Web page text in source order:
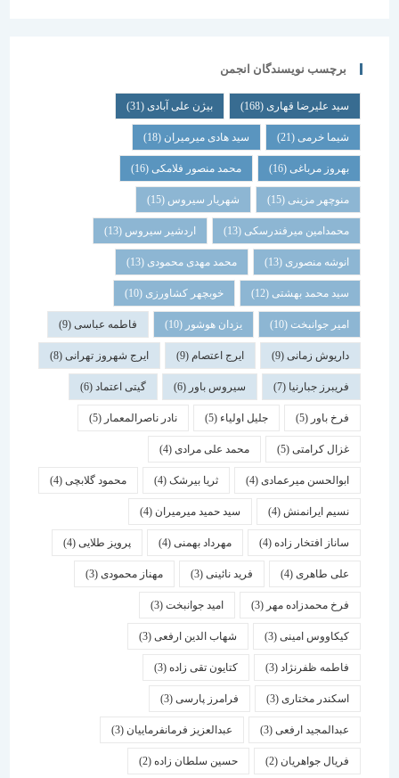
برچسب نویسندگان انجمن
سید علیرضا قهاری(168) بیژن علی آبادی(31)
شیما خرمی (21) سید هادی میرمیران(18)
بهروز مرباغی(16) محمد منصور فلامکی(16)
منوچهر مزینی(15) شهریار سیروس(15)
محمدامین میرفندرسکی(13) اردشیر سیروس(13)
انوشه منصوری(13) محمد مهدی محمودی(13)
سید محمد بهشتی(12) خوبچهر کشاورزی (10)
امیر جوانبخت(10) یزدان هوشور(10) فاطمه عباسی(9)
داریوش زمانی(9) ایرج اعتصام(9) ایرج شهروز تهرانی (8)
فریبرز جبارنیا(7) سیروس باور(6) گیتی اعتماد(6)
فرخ باور(5) جلیل اولیاء(5) نادر ناصرالمعمار(5)
غزال کرامتی(5) محمد علی مرادی (4)
ابوالحسن میرعمادی(4) ثریا بیرشک(4) محمود گلابچی(4)
نسیم ایرانمنش(4) سید حمید میرمیران(4)
ساناز افتخار زاده (4) مهرداد بهمنی(4) پرویز طلایی(4)
علی طاهری(4) فرید نائینی(3) مهناز محمودی(3)
فرخ محمدزاده مهر(3) امید جوانبخت(3)
کیکاووس امینی(3) شهاب الدین ارفعی(3)
فاطمه ظفرنژاد(3) کتایون تقی زاده (3)
اسكندر مختاری(3) فرامرز پارسی(3)
عبدالمجید ارفعی(3) عبدالعزیز فرمانفرماییان(3)
فریال جواهریان (2) حسین سلطان زاده (2)